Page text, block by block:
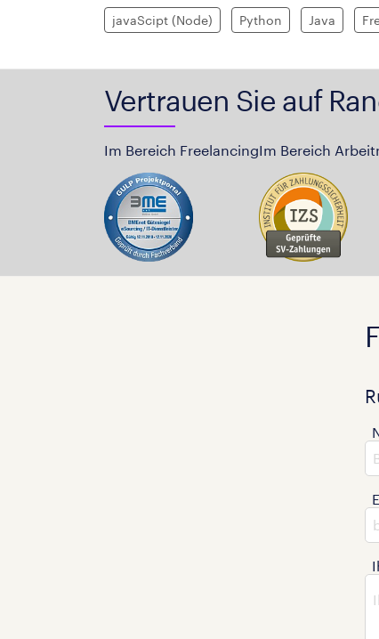
javaScipt (Node) Python Java
Vertrauen Sie auf
Im Bereich FreelancingIm Bereich